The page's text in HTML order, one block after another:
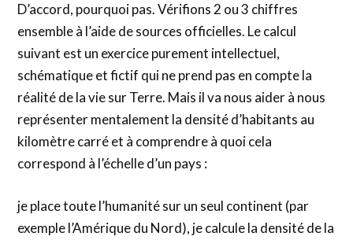
D’accord, pourquoi pas. Vérifions 2 ou 3 chiffres
ensemble à l’aide de sources officielles. Le calcul
suivant est un exercice purement intellectuel,
schématique et fictif qui ne prend pas en compte la
réalité de la vie sur Terre. Mais il va nous aider à nous
représenter mentalement la densité d’habitants au
kilomètre carré et à comprendre à quoi cela
correspond à l’échelle d’un pays :
je place toute l’humanité sur un seul continent (par
exemple l’Amérique du Nord), je calcule la densité de la